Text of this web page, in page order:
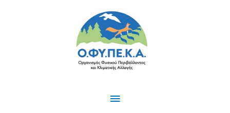
Κύριο
Μενού